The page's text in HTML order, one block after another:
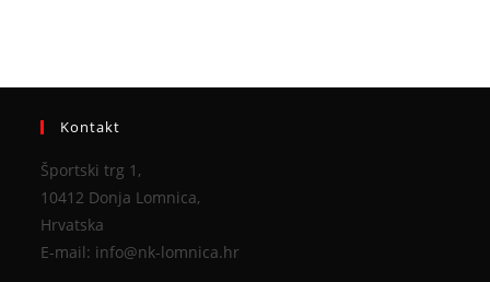
Kontakt
Športski trg 1,
10412 Donja Lomnica,
Hrvatska
E-mail: info@nk-lomnica.hr